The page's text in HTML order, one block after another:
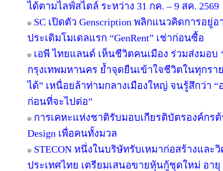
ได้ตามไลฟ์สไตล์ ระหว่าง 31 กค. – 9 สค. 2569
SC เปิดตัว Genscription พลิกแนวคิดการอ
ประเดิมโมเดลแรก “GenRent” เช่าก่อนซื้อ
เอพี ไทยแลนด์ เห็นชีวิตคนเมือง ร่วมส่งมอบ
กรุงเทพมหานคร ย้ำจุดยืนเข้าใจชีวิตในทุกรา
ได้” เหนื่อยล้าท่ามกลางเมืองใหญ่ จนรู้สึกว่า
ก่อนที่จะไปต่อ”
การเคหะแห่งชาติรับมอบเกียรติบัตรองค์กร
Design เพื่อคนทั้งมวล
STECON หนึ่งในบริษัทรับเหมาก่อสร้างแล
ประเทศไทย เตรียมเสนอขายหุ้นกู้ชุดใหม่ อา